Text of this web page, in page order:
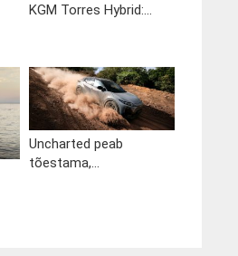
KGM Torres Hybrid:...
Uncharted peab
tõestama,...